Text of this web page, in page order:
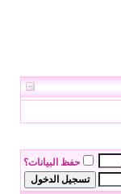
حفظ البيانات؟